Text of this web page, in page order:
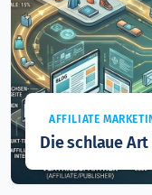
AFFILIATE
Die schlaue